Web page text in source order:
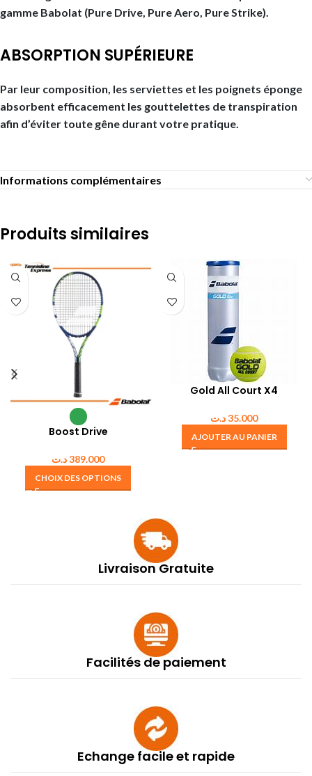
gamme Babolat (Pure Drive, Pure Aero, Pure Strike).
ABSORPTION SUPÉRIEURE
Par leur composition, les serviettes et les poignets éponge
absorbent efficacement les gouttelettes de transpiration
afin d’éviter toute gêne durant votre pratique.
Informations complémentaires
Produits similaires
Boost Drive
389.000د.ت
CHOIX DES OPTIONS
Gold All Court X4
35.000د.ت
AJOUTER AU PANIER
Livraison Gratuite
Facilités de paiement
Echange facile et rapide